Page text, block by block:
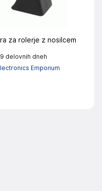
za rolerje z nosilcem
delovnih dneh
Emporium